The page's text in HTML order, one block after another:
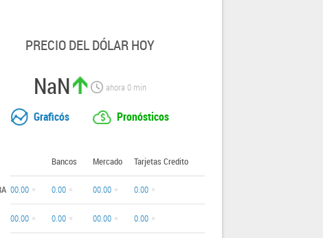
PRECIO DEL DÓLAR HOY
NaN ahora0 min
Graficós Pronósticos
Bancos Mercado Tarjetas Credito
00.00 0.00 00.00 0.00
00.00 0.00 00.00 0.00